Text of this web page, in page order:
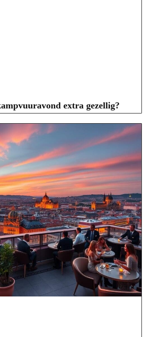
extra gezellig?